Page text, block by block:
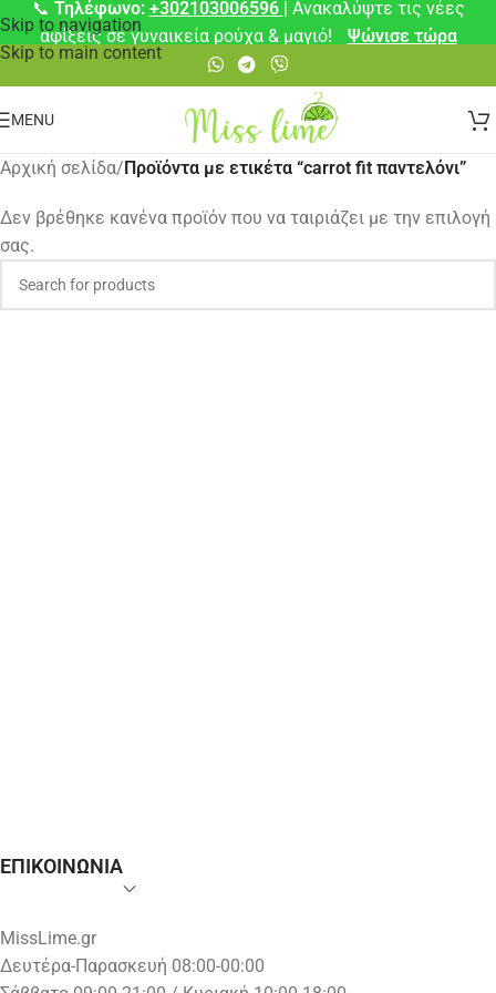
Skip to navigation
Skip to main content
📞 Τηλέφωνο: +302103006596 | Ανακαλύψτε τις νέες
αφίξεις σε γυναικεία ρούχα & μαγιό!
Ψώνισε τώρα
MENU
Αρχική σελίδα/Προϊόντα με ετικέτα “carrot fit παντελόνι”
Δεν βρέθηκε κανένα προϊόν που να ταιριάζει με την επιλογή
σας.
ΕΠΙΚΟΙΝΩΝΙΑ
MissLime.gr
Δευτέρα-Παρασκευή 08:00-00:00